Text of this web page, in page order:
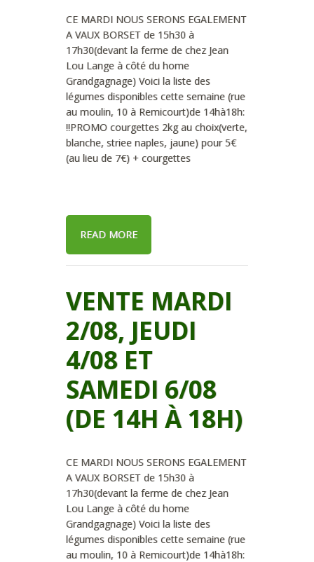
CE MARDI NOUS SERONS EGALEMENT
A VAUX BORSET de 15h30 à
17h30(devant la ferme de chez Jean
Lou Lange à côté du home
Grandgagnage) Voici la liste des
légumes disponibles cette semaine (rue
au moulin, 10 à Remicourt)de 14hà18h:
!!PROMO courgettes 2kg au choix(verte,
blanche, striee naples, jaune) pour 5€
(au lieu de 7€) + courgettes
READ MORE
VENTE MARDI
2/08, JEUDI
4/08 ET
SAMEDI 6/08
(DE 14H À 18H)
CE MARDI NOUS SERONS EGALEMENT
A VAUX BORSET de 15h30 à
17h30(devant la ferme de chez Jean
Lou Lange à côté du home
Grandgagnage) Voici la liste des
légumes disponibles cette semaine (rue
au moulin, 10 à Remicourt)de 14hà18h: